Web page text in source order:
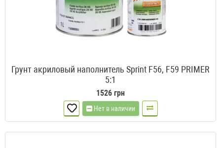
Грунт акриловый наполнитель Sprint F56, F59 PRIMER
5:1
1526 грн
Нет в наличии